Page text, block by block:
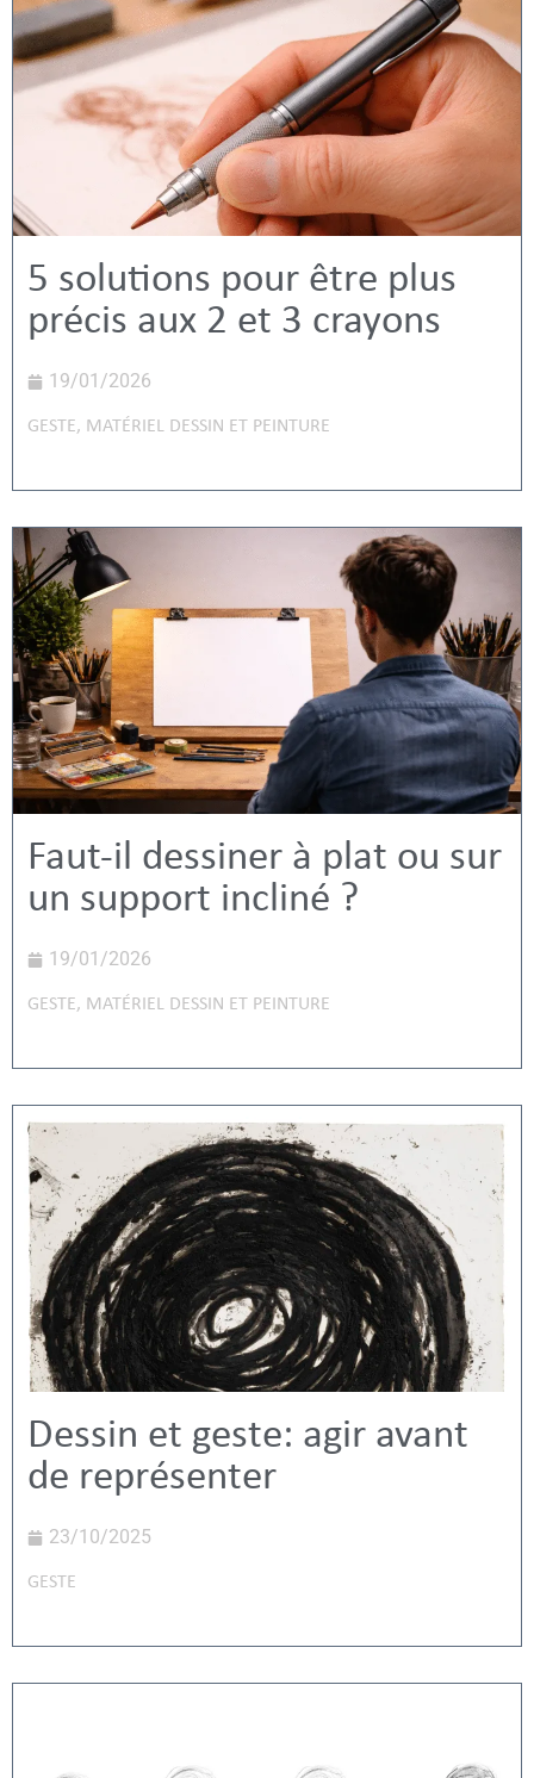
5 solutions pour être plus
précis aux 2 et 3 crayons
19/01/2026
GESTE, MATÉRIEL DESSIN ET PEINTURE
Faut-il dessiner à plat ou sur
un support incliné ?
19/01/2026
GESTE, MATÉRIEL DESSIN ET PEINTURE
Dessin et geste: agir avant
de représenter
23/10/2025
GESTE